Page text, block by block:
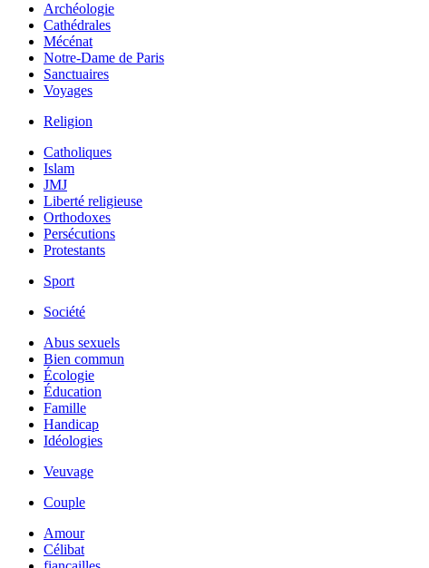
Archéologie
Cathédrales
Mécénat
Notre-Dame de Paris
Sanctuaires
Voyages
Religion
Catholiques
Islam
JMJ
Liberté religieuse
Orthodoxes
Persécutions
Protestants
Sport
Société
Abus sexuels
Bien commun
Écologie
Éducation
Famille
Handicap
Idéologies
Veuvage
Couple
Amour
Célibat